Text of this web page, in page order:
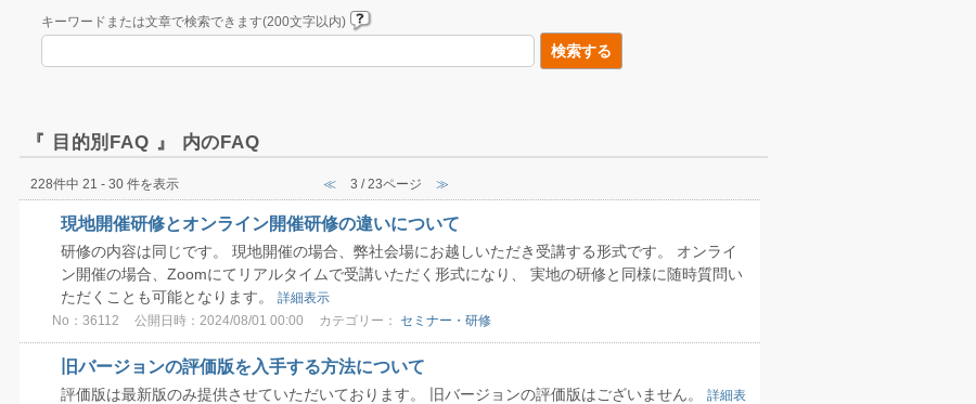
キーワードまたは文章で検索できます(200文字以内)
『 目的別FAQ 』 内のFAQ
228件中 21 - 30 件を表示 ≪ 3 / 23ページ ≫
現地開催研修とオンライン開催研修の違いについて
研修の内容は同じです。 現地開催の場合、弊社会場にお越しいただき受講する形式です。 オンライ
ン開催の場合、Zoomにてリアルタイムで受講いただく形式になり、 実地の研修と同様に随時質問い
ただくことも可能となります。
詳細表示
No：36112 公開日時：2024/08/01 00:00 カテゴリー： セミナー・研修
旧バージョンの評価版を入手する方法について
評価版は最新版のみ提供させていただいております。 旧バージョンの評価版はございません。
詳細表